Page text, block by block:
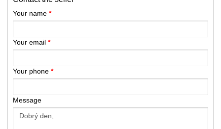
Your name *
Your email *
Your phone *
Message